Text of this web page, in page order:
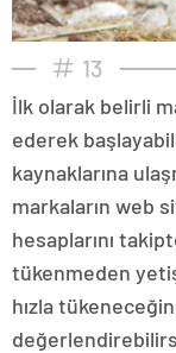
13
İlk olarak belirli
ederek
kaynaklarına
markaların web
hesaplarını
tükenmeden
hızla